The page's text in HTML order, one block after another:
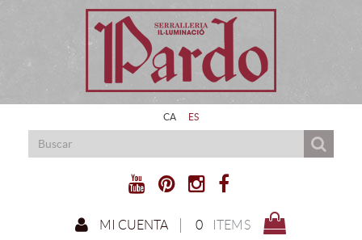
CA ES
MI CUENTA 0 ITEMS